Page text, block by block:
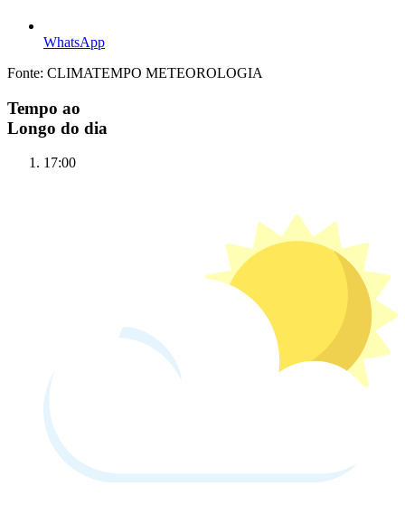
WhatsApp
Fonte: CLIMATEMPO METEOROLOGIA
Tempo ao
Longo do dia
17:00